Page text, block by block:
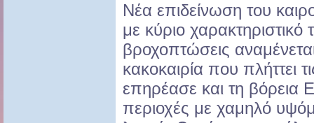
Νέα επιδείνωση του
με κύριο χαρακτηριστικό
βροχοπτώσεις
κακοκαιρία που πλήττει
επηρέασε και τη βόρεια
περιοχές με χαμηλό